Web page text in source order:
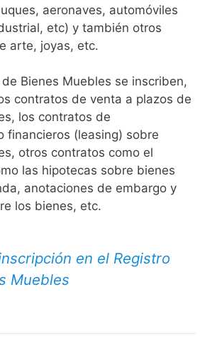
aeronaves, automóviles
etc) y también otros
arte, joyas, etc.
de Bienes Muebles se inscriben,
contratos de venta a plazos de
los contratos de
financieros (leasing) sobre
otros contratos como el
las hipotecas sobre bienes
anotaciones de embargo y
los bienes, etc.
en el Registro
Muebles